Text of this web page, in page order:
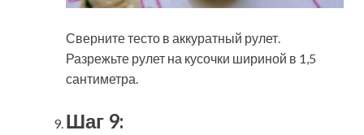
Сверните тесто в аккуратный рулет.
Разрежьте рулет на кусочки шириной в 1,5
сантиметра.
Шаг 9: